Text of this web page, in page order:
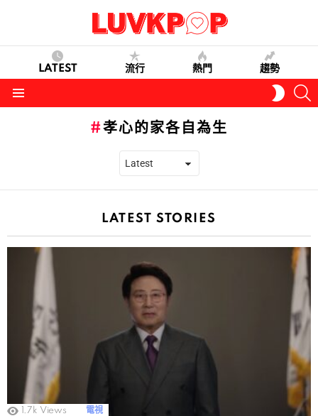
LATEST 流行 熱門 趨勢
SKIN
孝心的家各自為生
LATEST STORIES
1.7k Views 電視